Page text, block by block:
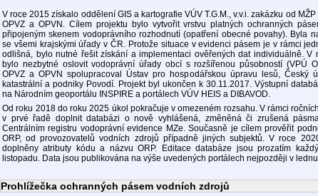
V roce 2015 získalo oddělení GIS a kartografie VÚV T.G.M., v.v.i. zakázku od
OPVZ a OPVN. Cílem projektu bylo vytvořit vrstvu platných ochranných
připojeným skenem vodoprávního rozhodnutí (opatření obecné povahy). Byla
se všemi krajskými úřady v ČR. Protože situace v evidenci pásem je v rámci
odlišná, bylo nutné řešit získání a implementaci ověřených dat individuálně. V
bylo nezbytné oslovit vodoprávní úřady obcí s rozšířenou působností (VPÚ
OPVZ a OPVN spolupracoval Ústav pro hospodářskou úpravu lesů, Český
katastrální a podniky Povodí. Projekt byl ukončen k 30.11.2017. Výstupní
na Národním geoportálu INSPIRE a portálech VÚV HEIS a DIBAVOD.
Od roku 2018 do roku 2025 úkol pokračuje v omezeném rozsahu. V rámci
v prvé řadě doplnit databázi o nově vyhlášená, změněná či zrušená
Centrálním registru vodoprávní evidence MZe. Současně je cílem prověřit
ORP, od provozovatelů vodních zdrojů případně jiných subjektů. V roce
doplněny atributy kódu a názvu ORP. Editace databáze jsou prozatím
listopadu. Data jsou publikována na výše uvedených portálech nejpozději v
Prohlížečka ochranných pásem vodních zdrojů